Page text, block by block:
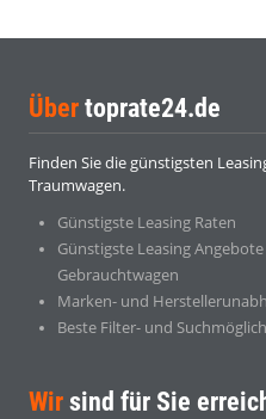
Über toprate24.de
Finden Sie die günstigsten
Traumwagen.
Günstigste Leasing Raten
Günstigste Leasing
Gebrauchtwagen
Marken- und
Beste Filter- und
Wir sind für Sie